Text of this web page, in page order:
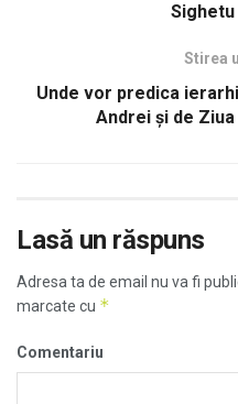
Stirea
Unde vor predica
Andrei şi de
Lasă un răspuns
Adresa ta de email nu va fi
marcate cu *
Comentariu